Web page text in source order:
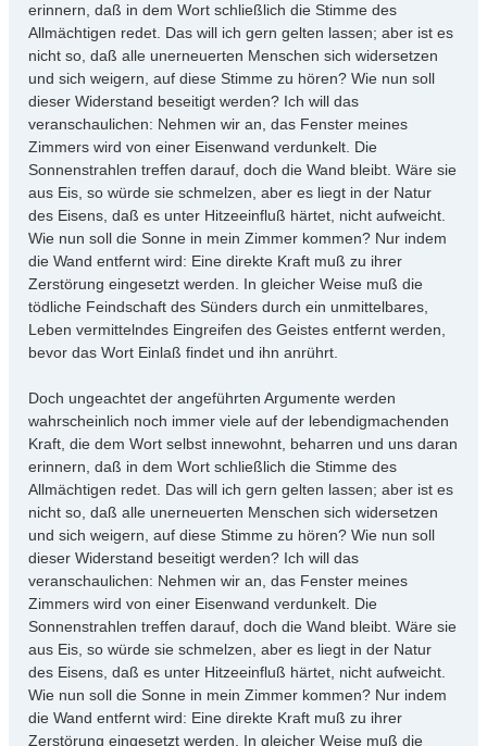
erinnern, daß in dem Wort schließlich die Stimme des
Allmächtigen redet. Das will ich gern gelten lassen; aber ist es
nicht so, daß alle unerneuerten Menschen sich widersetzen
und sich weigern, auf diese Stimme zu hören? Wie nun soll
dieser Widerstand beseitigt werden? Ich will das
veranschaulichen: Nehmen wir an, das Fenster meines
Zimmers wird von einer Eisenwand verdunkelt. Die
Sonnenstrahlen treffen darauf, doch die Wand bleibt. Wäre sie
aus Eis, so würde sie schmelzen, aber es liegt in der Natur
des Eisens, daß es unter Hitzeeinfluß härtet, nicht aufweicht.
Wie nun soll die Sonne in mein Zimmer kommen? Nur indem
die Wand entfernt wird: Eine direkte Kraft muß zu ihrer
Zerstörung eingesetzt werden. In gleicher Weise muß die
tödliche Feindschaft des Sünders durch ein unmittelbares,
Leben vermittelndes Eingreifen des Geistes entfernt werden,
bevor das Wort Einlaß findet und ihn anrührt.
Doch ungeachtet der angeführten Argumente werden
wahrscheinlich noch immer viele auf der lebendigmachenden
Kraft, die dem Wort selbst innewohnt, beharren und uns daran
erinnern, daß in dem Wort schließlich die Stimme des
Allmächtigen redet. Das will ich gern gelten lassen; aber ist es
nicht so, daß alle unerneuerten Menschen sich widersetzen
und sich weigern, auf diese Stimme zu hören? Wie nun soll
dieser Widerstand beseitigt werden? Ich will das
veranschaulichen: Nehmen wir an, das Fenster meines
Zimmers wird von einer Eisenwand verdunkelt. Die
Sonnenstrahlen treffen darauf, doch die Wand bleibt. Wäre sie
aus Eis, so würde sie schmelzen, aber es liegt in der Natur
des Eisens, daß es unter Hitzeeinfluß härtet, nicht aufweicht.
Wie nun soll die Sonne in mein Zimmer kommen? Nur indem
die Wand entfernt wird: Eine direkte Kraft muß zu ihrer
Zerstörung eingesetzt werden. In gleicher Weise muß die